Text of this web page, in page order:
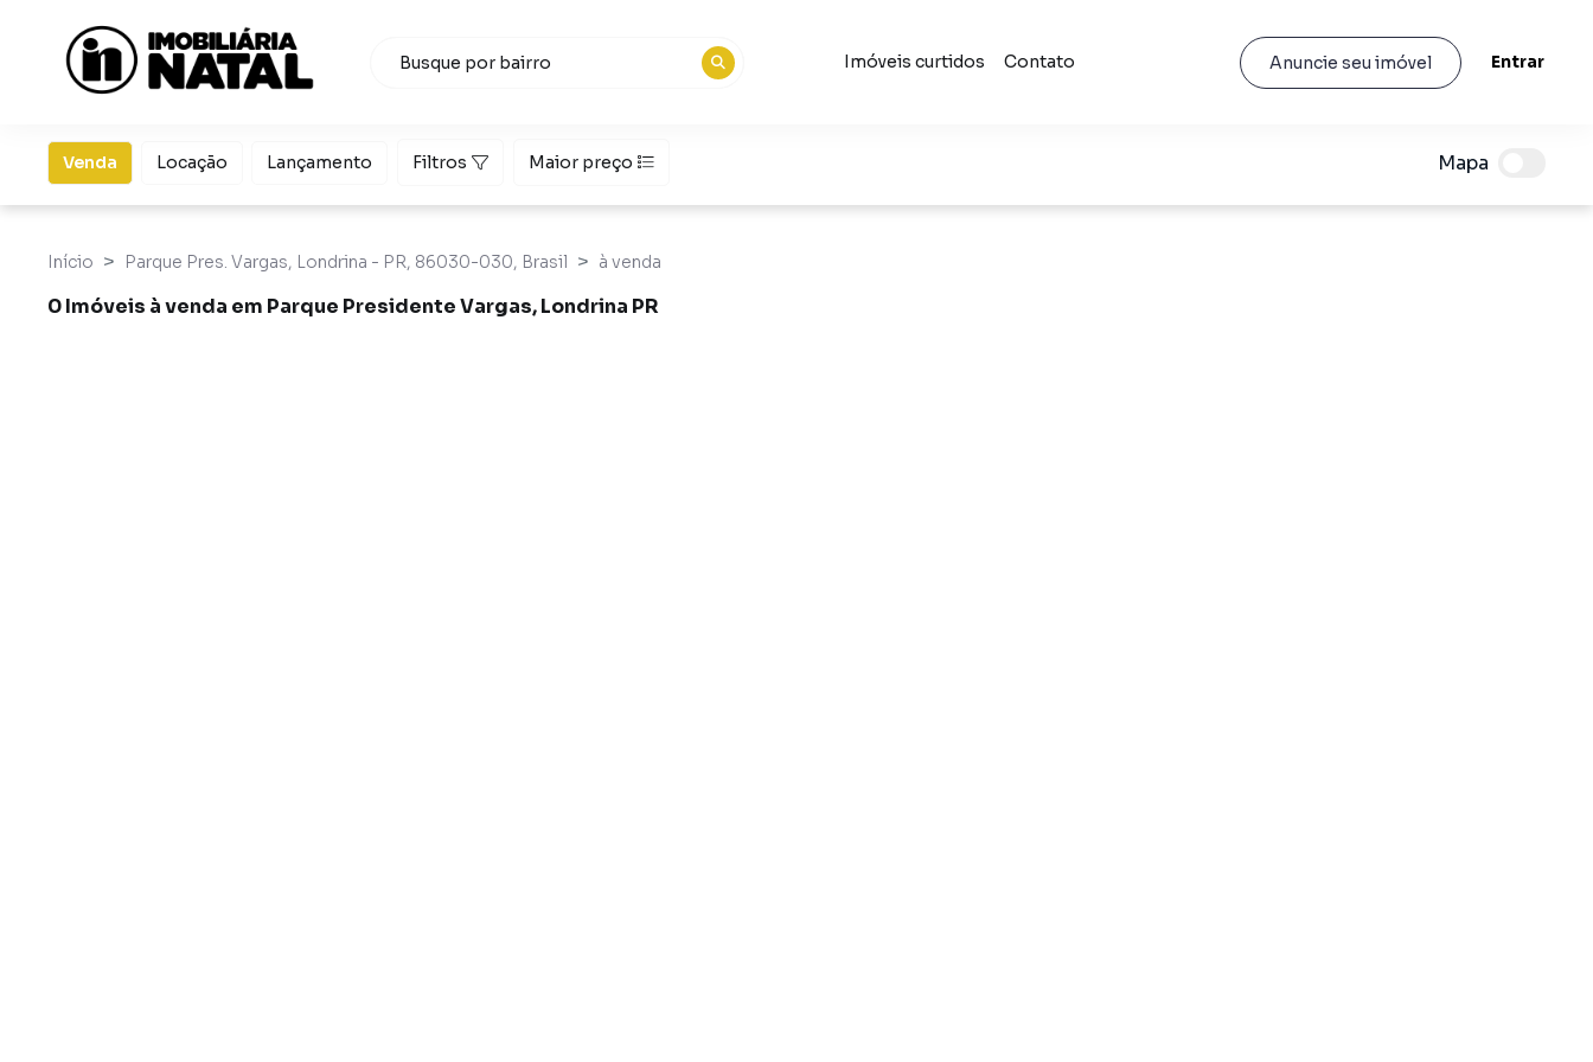
Imóveis curtidos Contato Anuncie seu imóvel Entrar
Venda Locação Lançamento Filtros Maior preço Mapa
Início Parque Pres. Vargas, Londrina - PR, 86030-030, Brasil à venda
0 Imóveis à venda em Parque Presidente Vargas, Londrina PR